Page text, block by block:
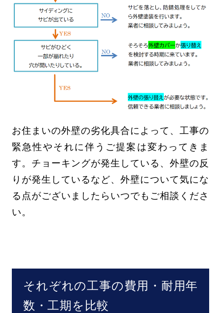
お住まいの外壁の劣化具合によって、工事の
緊急性やそれに伴うご提案は変わってきま
す。チョーキングが発生している、外壁の反
りが発生しているなど、外壁について気にな
る点がございましたらいつでもご相談くださ
い。
それぞれの工事の費用・耐用年
数・工期を比較